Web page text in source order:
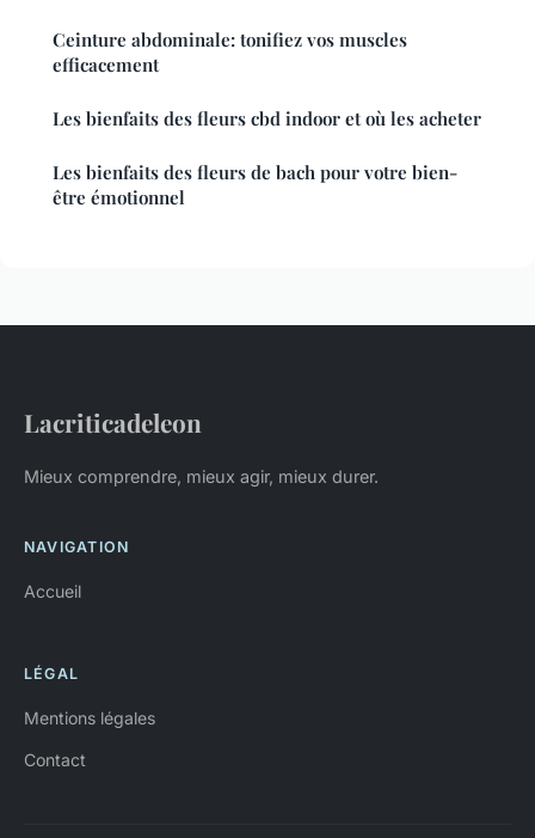
Ceinture abdominale: tonifiez vos muscles
efficacement
Les bienfaits des fleurs cbd indoor et où les acheter
Les bienfaits des fleurs de bach pour votre bien-
être émotionnel
Lacriticadeleon
Mieux comprendre, mieux agir, mieux durer.
NAVIGATION
Accueil
LÉGAL
Mentions légales
Contact